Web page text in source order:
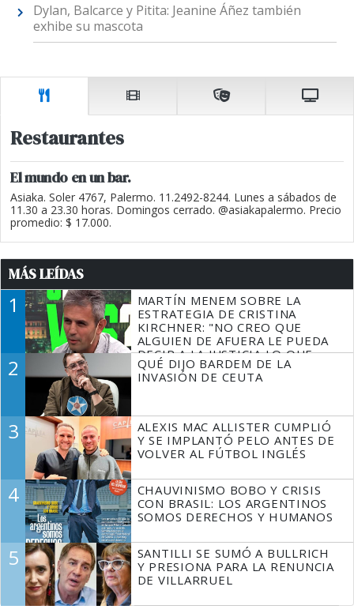
Dylan, Balcarce y Pitita: Jeanine Áñez también
exhibe su mascota
Restaurantes
El mundo en un bar.
Asiaka. Soler 4767, Palermo. 11.2492-8244. Lunes a sábados de
11.30 a 23.30 horas. Domingos cerrado. @asiakapalermo. Precio
promedio: $ 17.000.
MÁS LEÍDAS
1
MARTÍN MENEM SOBRE LA
ESTRATEGIA DE CRISTINA
KIRCHNER: "NO CREO QUE
ALGUIEN DE AFUERA LE PUEDA
DECIR A LA JUSTICIA LO QUE
TIENE QUE HACER"
2
QUÉ DIJO BARDEM DE LA
INVASIÓN DE CEUTA
3
ALEXIS MAC ALLISTER CUMPLIÓ
Y SE IMPLANTÓ PELO ANTES DE
VOLVER AL FÚTBOL INGLÉS
4
CHAUVINISMO BOBO Y CRISIS
CON BRASIL: LOS ARGENTINOS
SOMOS DERECHOS Y HUMANOS
5
SANTILLI SE SUMÓ A BULLRICH
Y PRESIONA PARA LA RENUNCIA
DE VILLARRUEL